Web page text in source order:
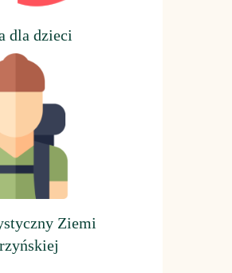
dla dzieci
Ziemi